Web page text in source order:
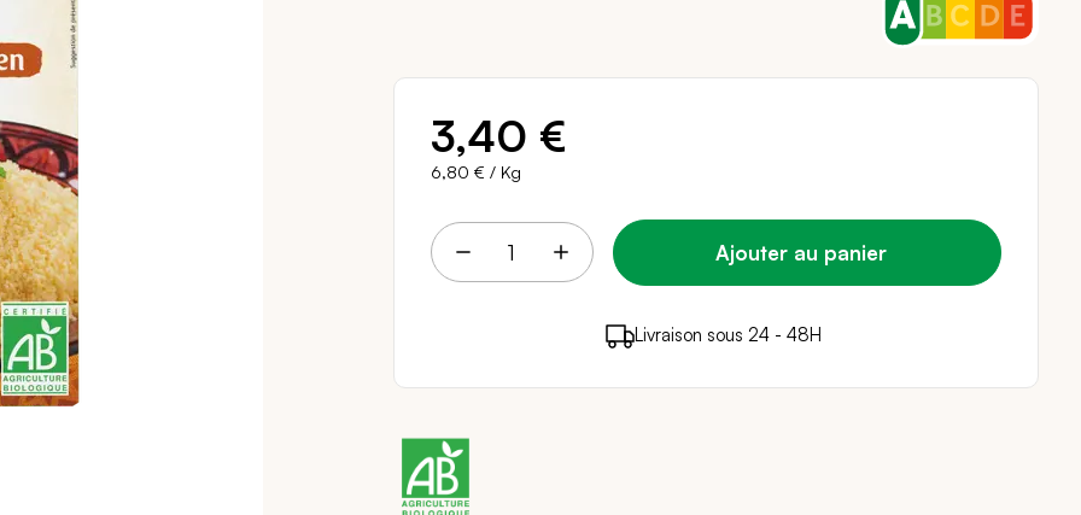
3,40 €
6,80 € / Kg
Ajouter au panier
3 points de fidélité (0,06 €)en achetant ce produit
Livraison sous 24 - 48H
Paiement sécurisé